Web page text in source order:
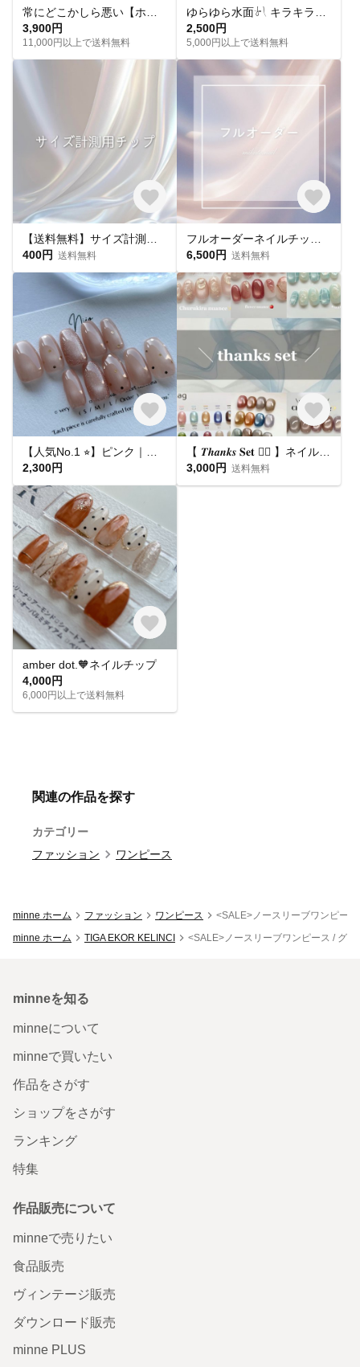
3,900円
11,000円以上で送料無料
2,500円
5,000円以上で送料無料
400円 送料無料
6,500円 送料無料
2,300円
3,000円 送料無料
amber dot.🧡ネイルチップ
4,000円
6,000円以上で送料無料
関連の作品を探す
カテゴリー
ファッション
ワンピース
minne ホーム ファッション ワンピース
<SALE>ノースリーブワンピー
minne ホーム
TIGA EKOR KELINCI <SALE>ノースリーブワンピース / グ
minneを知る
minneについて
minneで買いたい
作品をさがす
ショップをさがす
ランキング
特集
作品販売について
minneで売りたい
食品販売
ヴィンテージ販売
ダウンロード販売
minne PLUS